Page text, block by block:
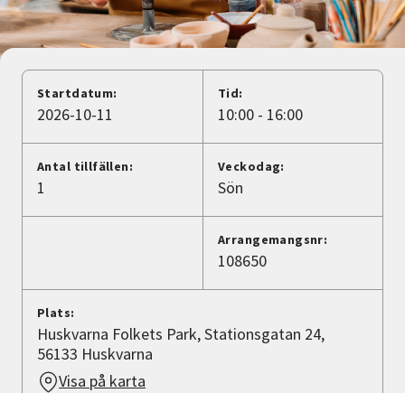
Nyheter
Avdelningar
Lyssna
Startdatum:
2026-10-11
Tid:
10:00 - 16:00
Antal tillfällen:
1
Veckodag:
Sön
Arrangemangsnr:
108650
Plats:
Huskvarna Folkets Park, Stationsgatan 24,
56133 Huskvarna
Visa på karta